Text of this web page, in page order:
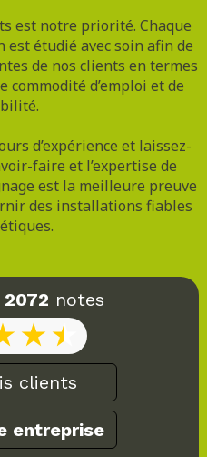
est notre priorité. Chaque
étudié avec soin afin de
de nos clients en termes
commodité d’emploi et de
d’expérience et laissez-
faire et l’expertise de
est la meilleure preuve
des installations fiables
2072 notes
clients
entreprise